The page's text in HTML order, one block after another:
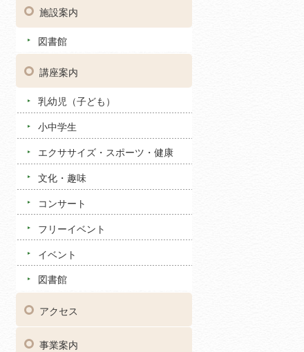
施設案内
図書館
講座案内
乳幼児（子ども）
小中学生
エクササイズ・スポーツ・健康
文化・趣味
コンサート
フリーイベント
イベント
図書館
アクセス
事業案内